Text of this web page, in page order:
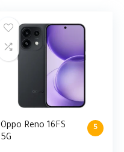
5
Oppo Reno 16FS
5G